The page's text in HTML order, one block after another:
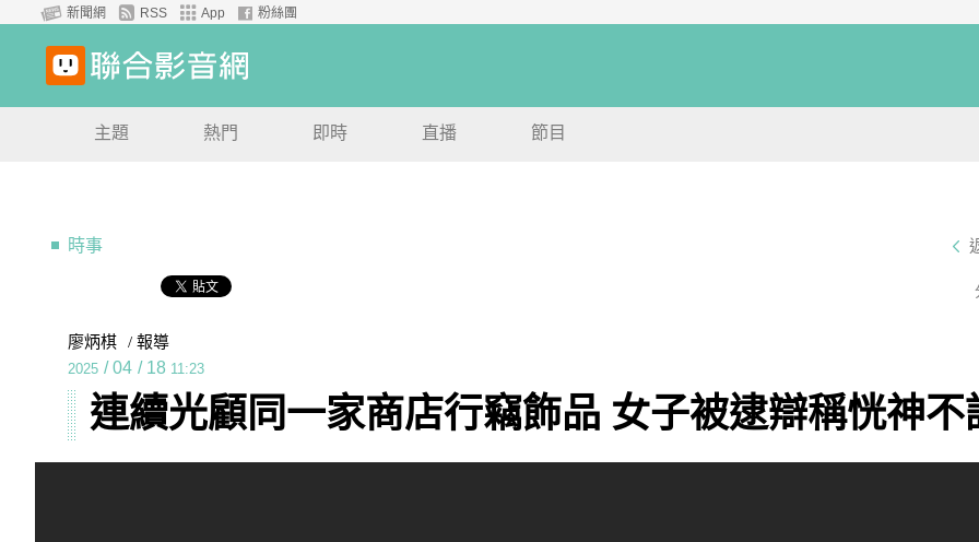
新聞網 RSS App 粉絲團
主題 熱門 即時 直播 節目
時事
廖炳棋 / 報導
2025 / 04 / 18 11:23
連續光顧同一家商店行竊飾品 女子被逮辯稱恍神不